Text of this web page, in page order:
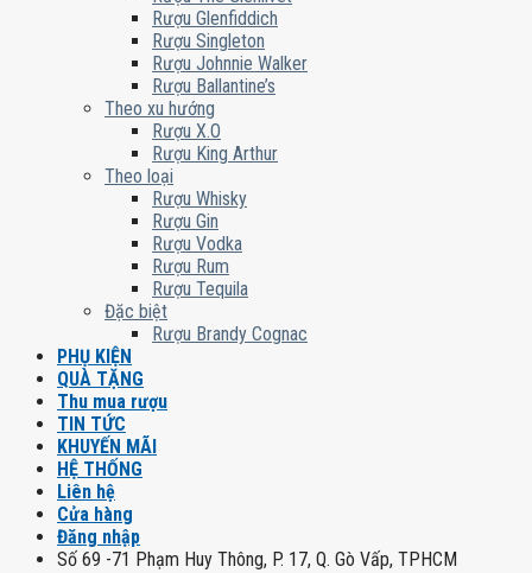
Rượu Glenfiddich
Rượu Singleton
Rượu Johnnie Walker
Rượu Ballantine’s
Theo xu hướng
Rượu X.O
Rượu King Arthur
Theo loại
Rượu Whisky
Rượu Gin
Rượu Vodka
Rượu Rum
Rượu Tequila
Đặc biệt
Rượu Brandy Cognac
PHỤ KIỆN
QUÀ TẶNG
Thu mua rượu
TIN TỨC
KHUYẾN MÃI
HỆ THỐNG
Liên hệ
Cửa hàng
Đăng nhập
Số 69 -71 Phạm Huy Thông, P. 17, Q. Gò Vấp, TPHCM